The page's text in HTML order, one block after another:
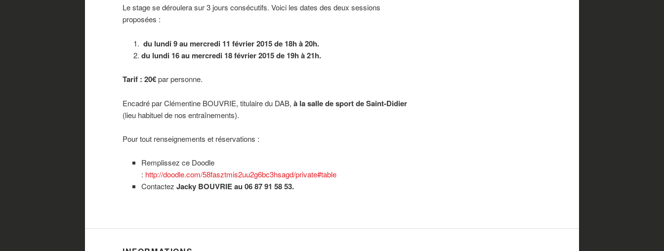
Le stage se déroulera sur 3 jours consécutifs. Voici les dates des deux sessions
proposées :
du lundi 9 au mercredi 11 février 2015 de 18h à 20h.
du lundi 16 au mercredi 18 février 2015 de 19h à 21h.
Tarif : 20€par personne.
Encadré par Clémentine BOUVRIE, titulaire du DAB, à la salle de sport de Saint-Didier
(lieu habituel de nos entraînements).
Pour tout renseignements et réservations :
Remplissez ce Doodle
: http://doodle.com/58fasztmis2uu2g6bc3hsagd/private#table
Contactez Jacky BOUVRIE au 06 87 91 58 53.